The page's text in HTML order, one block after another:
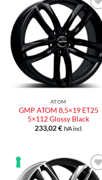
ATOM
GMP ATOM 8,5×19 ET25
5×112 Glossy Black
233,02€ IVA incl.